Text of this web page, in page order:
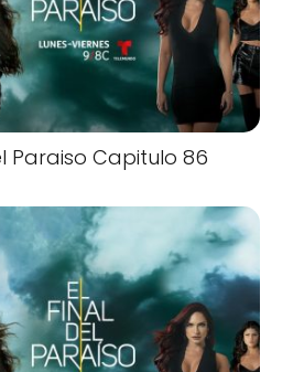
Paraiso Capitulo 86